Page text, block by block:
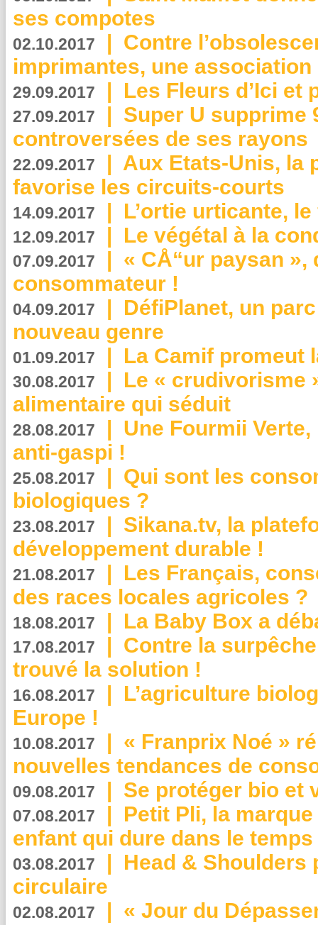
ses compotes
02.10.2017 | Contre
imprimantes, une
29.09.2017 | Les Fleurs d’Ici et
27.09.2017 | Super U supprime
controversées de ses rayons
22.09.2017 | Aux Etats-Unis, la
favorise les circuits-courts
14.09.2017 | L’ortie urticante,
12.09.2017 | Le végétal à la
07.09.2017 | « CÅ“ur paysan
consommateur !
04.09.2017 | DéfiPlanet, un
nouveau genre
01.09.2017 | La Camif promeut
30.08.2017 | Le « crudivorisme
alimentaire qui séduit
28.08.2017 | Une Fourmii
anti-gaspi !
25.08.2017 | Qui sont les
biologiques ?
23.08.2017 | Sikana.tv, la
développement durable !
21.08.2017 | Les Français,
des races locales agricoles ?
18.08.2017 | La Baby Box a
17.08.2017 | Contre la
trouvé la solution !
16.08.2017 | L’agriculture
Europe !
10.08.2017 | « Franprix Noé »
nouvelles tendances de
09.08.2017 | Se protéger bio et
07.08.2017 | Petit Pli, la
enfant qui dure dans le temps
03.08.2017 | Head & Shoulders
circulaire
02.08.2017 | « Jour du